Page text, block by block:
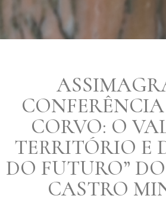
CONFERÊNCIA
CORVO: O
TERRITÓRIO E
DO FUTURO”
CASTRO